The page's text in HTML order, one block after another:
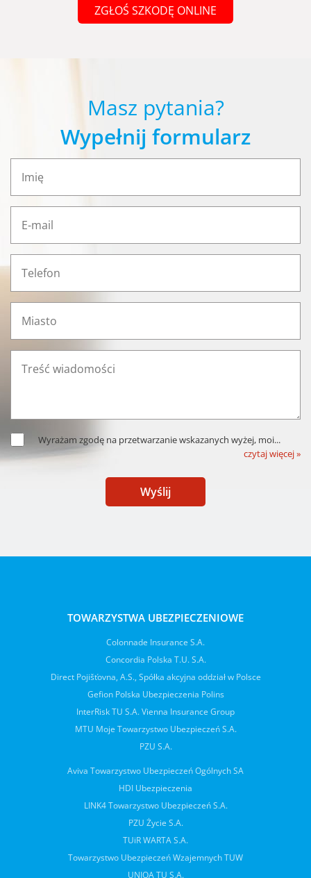
ZGŁOŚ SZKODĘ ONLINE
Masz pytania?
Wypełnij formularz
Wyrażam zgodę na przetwarzanie wskazanych wyżej, moi...
czytaj więcej »
Wyślij
TOWARZYSTWA UBEZPIECZENIOWE
Colonnade Insurance S.A.
Concordia Polska T.U. S.A.
Direct Pojišťovna, A.S., Spółka akcyjna oddział w Polsce
Gefion Polska Ubezpieczenia Polins
InterRisk TU S.A. Vienna Insurance Group
MTU Moje Towarzystwo Ubezpieczeń S.A.
PZU S.A.
Aviva Towarzystwo Ubezpieczeń Ogólnych SA
HDI Ubezpieczenia
LINK4 Towarzystwo Ubezpieczeń S.A.
PZU Życie S.A.
TUiR WARTA S.A.
Towarzystwo Ubezpieczeń Wzajemnych TUW
UNIQA TU S.A.